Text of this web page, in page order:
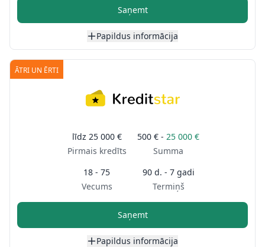
Saņemt
Papildus informācija
ĀTRI UN ĒRTI
līdz 25 000 €
Pirmais kredīts
500 € - 25 000 €
Summa
18 - 75
Vecums
90 d. - 7 gadi
Termiņš
Saņemt
Papildus informācija